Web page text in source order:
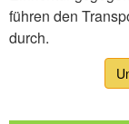
führen den
durch.